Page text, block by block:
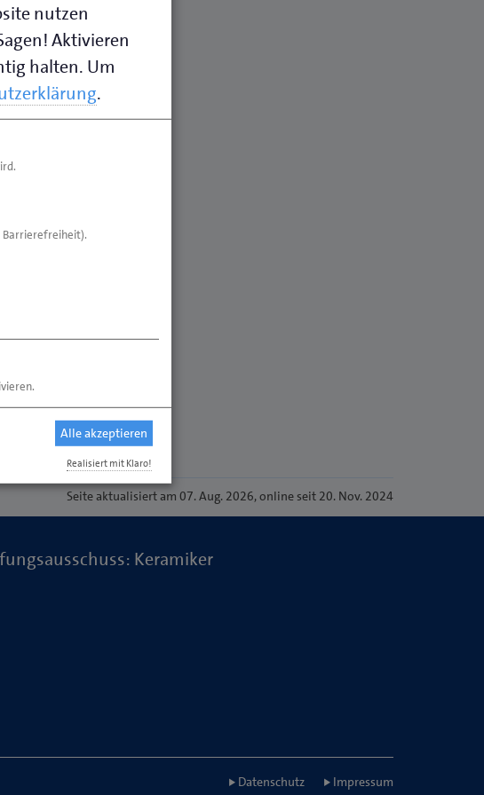
Seiteaktualisiert am 07. Aug. 2026, online seit 20. Nov. 2024
Keramiker
Datenschutz Impressum
nutzen
Aktivieren
halten. Um
.
Barrierefreiheit).
Alle akzeptieren
Realisiert mit Klaro!